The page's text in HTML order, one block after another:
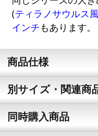
(ティラノサウルス風
インチもあります。
商品仕様
別サイズ・関連商
同時購入商品